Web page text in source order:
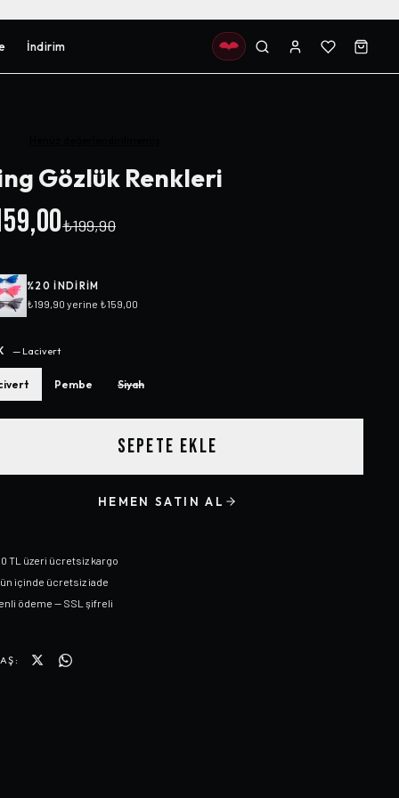
İndirim
Gözlük Renkleri
₺199,90
%20 INDIRIM
₺199,90 yerine ₺159,00
— Lacivert
Pembe Siyah
SEPETE EKLE
HEMEN SATIN AL
TL üzeri ücretsiz kargo
içinde ücretsiz iade
ödeme — SSL şifreli